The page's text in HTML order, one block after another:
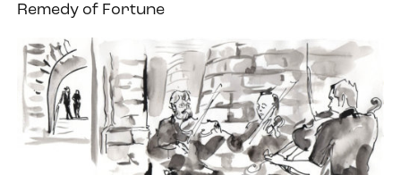
Remedy of Fortune